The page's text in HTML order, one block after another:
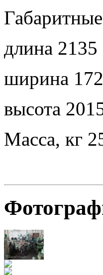
длина 2135
ширина
высота
Масса, кг